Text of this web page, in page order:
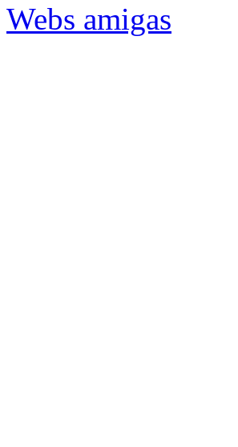
Webs amigas